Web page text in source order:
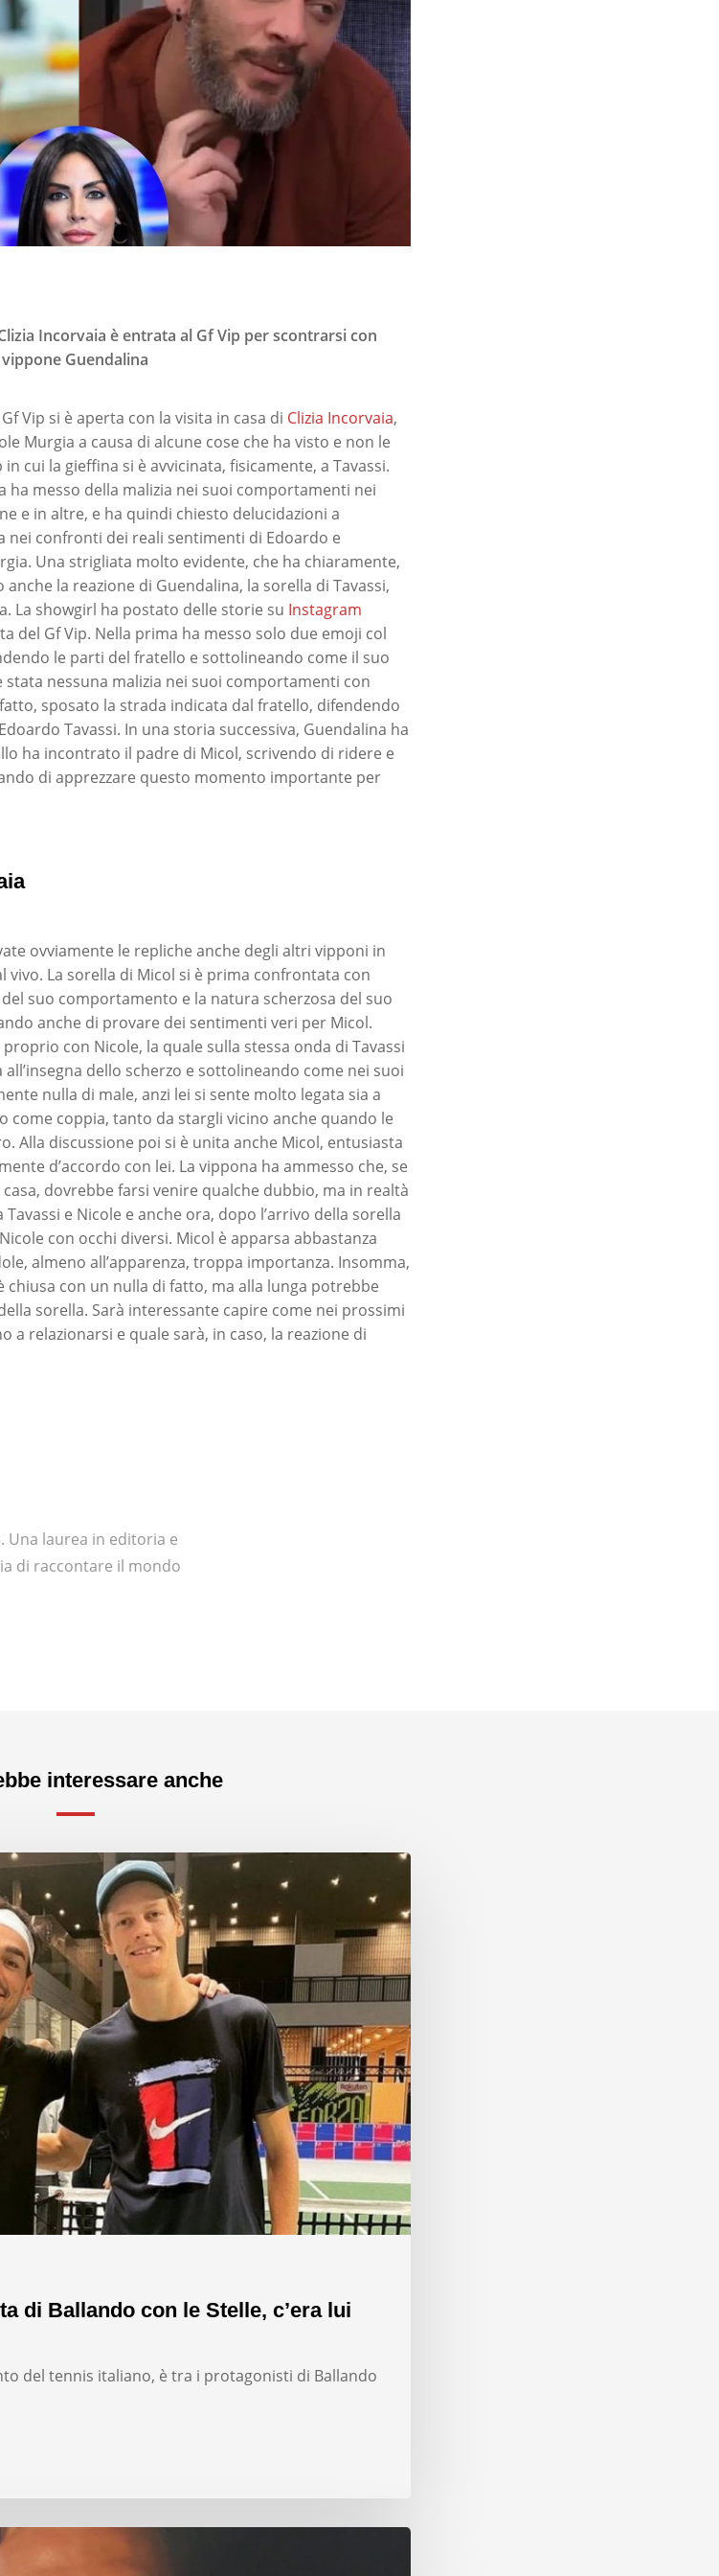
Incorvaia è entrata al Gf Vip per scontrarsi con
Guendalina
Vip si è aperta con la visita in casa di Clizia Incorvaia,
Murgia a causa di alcune cose che ha visto e non le
cui la gieffina si è avvicinata, fisicamente, a Tavassi.
ha messo della malizia nei suoi comportamenti nei
e in altre, e ha quindi chiesto delucidazioni a
confronti dei reali sentimenti di Edoardo e
Una strigliata molto evidente, che ha chiaramente,
la reazione di Guendalina, la sorella di Tavassi,
La showgirl ha postato delle storie su Instagram
del Gf Vip. Nella prima ha messo solo due emoji col
le parti del fratello e sottolineando come il suo
stata nessuna malizia nei suoi comportamenti con
sposato la strada indicata dal fratello, difendendo
Tavassi. In una storia successiva, Guendalina ha
ha incontrato il padre di Micol, scrivendo di ridere e
di apprezzare questo momento importante per
ovviamente le repliche anche degli altri vipponi in
La sorella di Micol si è prima confrontata con
suo comportamento e la natura scherzosa del suo
anche di provare dei sentimenti veri per Micol.
con Nicole, la quale sulla stessa onda di Tavassi
dello scherzo e sottolineando come nei suoi
nulla di male, anzi lei si sente molto legata sia a
come coppia, tanto da stargli vicino anche quando le
Alla discussione poi si è unita anche Micol, entusiasta
d’accordo con lei. La vippona ha ammesso che, se
dovrebbe farsi venire qualche dubbio, ma in realtà
e Nicole e anche ora, dopo l’arrivo della sorella
con occhi diversi. Micol è apparsa abbastanza
almeno all’apparenza, troppa importanza. Insomma,
chiusa con un nulla di fatto, ma alla lunga potrebbe
sorella. Sarà interessante capire come nei prossimi
a relazionarsi e quale sarà, in caso, la reazione di
Una laurea in editoria e
di raccontare il mondo
interessare anche
di Ballando con le Stelle, c’era lui
del tennis italiano, è tra i protagonisti di Ballando